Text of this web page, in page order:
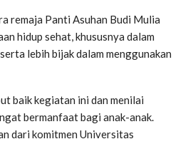
remaja Panti Asuhan Budi Mulia
hidup sehat, khususnya dalam
lebih bijak dalam menggunakan
baik kegiatan ini dan menilai
bermanfaat bagi anak-anak.
dari komitmen Universitas